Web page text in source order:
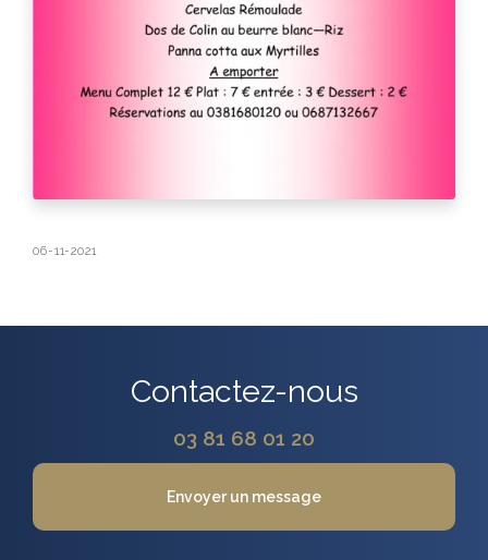
06-11-2021
Contactez-nous
03 81 68 01 20
Envoyer un message